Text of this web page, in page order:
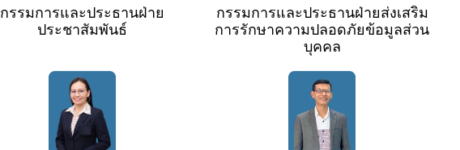
กรรมการและประธานฝ่าย
ประชาสัมพันธ์
กรรมการและประธานฝ่ายส่งเสริม
การรักษาความปลอดภัยข้อมูลส่วน
บุคคล